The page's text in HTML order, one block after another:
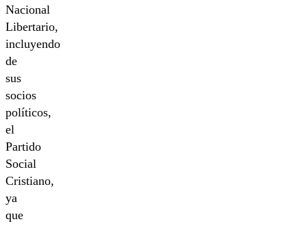
Nacional
Libertario,
incluyendo
de
sus
socios
políticos,
el
Partido
Social
Cristiano,
ya
que